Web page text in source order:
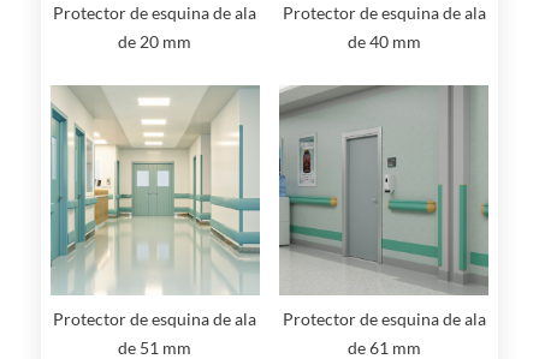
Protector de esquina de ala
de 20 mm
Protector de esquina de ala
de 40 mm
Protector de esquina de ala
de 51 mm
Protector de esquina de ala
de 61 mm